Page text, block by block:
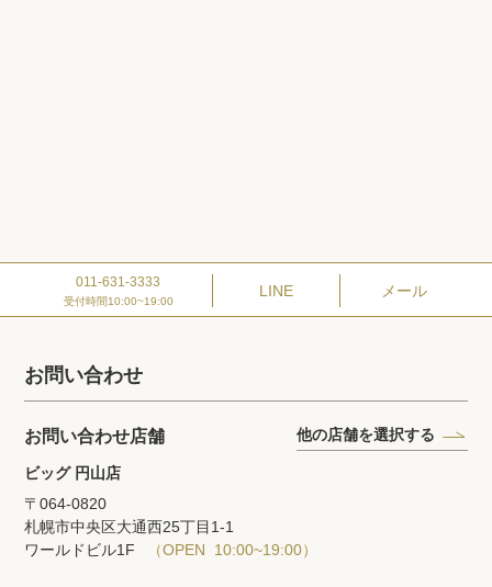
011-631-3333
受付時間10:00~19:00
LINE メール
お問い合わせ
お問い合わせ店舗 他の店舗を選択する
ビッグ 円山店
〒064-0820
札幌市中央区大通西25丁目1‐1
ワールドビル1F
（OPEN 10:00~19:00）